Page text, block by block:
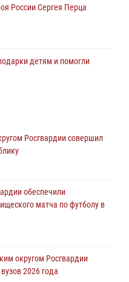
России Сергея Перца
детям и помогли
Росгвардии и МЧС
ведомственная
Росгвардии
горожанке пропавшую
Росгвардии совершил
обеспечили
матча по футболу в
округом Росгвардии
2026 года